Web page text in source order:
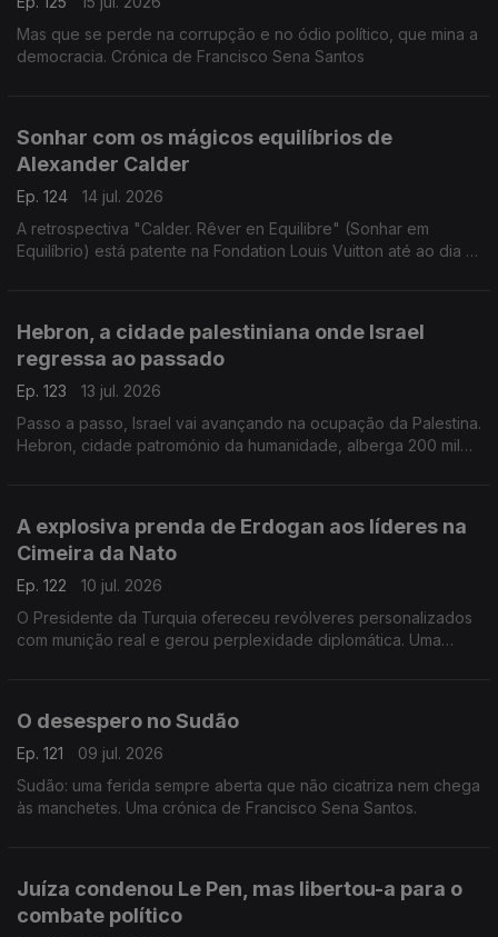
Mas que se perde na corrupção e no ódio político, que mina a
democracia. Crónica de Francisco Sena Santos
Sonhar com os mágicos equilíbrios de
Alexander Calder
Ep. 124
14 jul. 2026
A retrospectiva "Calder. Rêver en Equilibre" (Sonhar em
Equilíbrio) está patente na Fondation Louis Vuitton até ao dia 16
Hebron, a cidade palestiniana onde Israel
regressa ao passado
Ep. 123
13 jul. 2026
Passo a passo, Israel vai avançando na ocupação da Palestina.
Hebron, cidade patromónio da humanidade, alberga 200 mil
A explosiva prenda de Erdogan aos líderes na
Cimeira da Nato
Ep. 122
10 jul. 2026
O Presidente da Turquia ofereceu revólveres personalizados
com munição real e gerou perplexidade diplomática. Uma
O desespero no Sudão
Ep. 121
09 jul. 2026
Sudão: uma ferida sempre aberta que não cicatriza nem chega
às manchetes. Uma crónica de Francisco Sena Santos.
Juíza condenou Le Pen, mas libertou-a para o
combate político